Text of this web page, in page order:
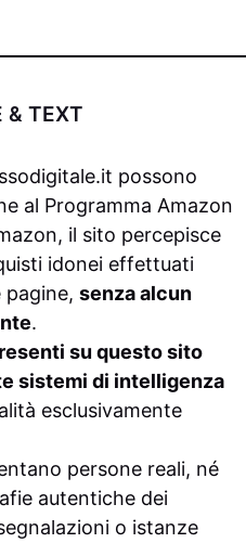
& TEXT
possono
al Programma Amazon
il sito percepisce
idonei effettuati
senza alcun
.
su questo sito
sistemi di intelligenza
esclusivamente
persone reali, né
autentiche dei
o istanze